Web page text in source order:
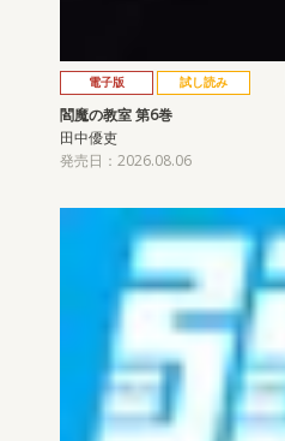
電子版 試し読み
閻魔の教室 第6巻
田中優吏
発売日：2026.08.06